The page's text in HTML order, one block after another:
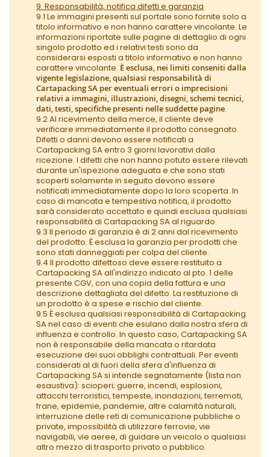
9. Responsabilità, notifica difetti e garanzia
9.1 Le immagini presenti sul portale sono fornite solo a
titolo informativo e non hanno carattere vincolante. Le
informazioni riportate sulle pagine di dettaglio di ogni
singolo prodotto ed i relativi testi sono da
considerarsi esposti a titolo informativo e non hanno
carattere vincolante. È esclusa, nei limiti conseniti dalla
vigente legislazione, qualsiasi responsabilità di
Cartapacking SA per eventuali errori o imprecisioni
relativi a immagini, illustrazioni, disegni, schemi tecnici,
dati, testi, specifiche presenti nelle suddette pagine.
9.2 Al ricevimento della merce, il cliente deve
verificare immediatamente il prodotto consegnato.
Difetti o danni devono essere notificati a
Cartapacking SA entro 3 giorni lavorativi dalla
ricezione. I difetti che non hanno potuto essere rilevati
durante un'ispezione adeguata e che sono stati
scoperti solamente in seguito devono essere
notificati immediatamente dopo la loro scoperta. In
caso di mancata e tempestiva notifica, il prodotto
sarà considerato accettato e quindi esclusa qualsiasi
responsabilità di Cartapacking SA al riguardo.
9.3 Il periodo di garanzia è di 2 anni dal ricevimento
del prodotto. È esclusa la garanzia per prodotti che
sono stati danneggiati per colpa del cliente.
9.4 Il prodotto difettoso deve essere restituito a
Cartapacking SA all'indirizzo indicato al pto. 1 delle
presente CGV, con una copia della fattura e una
descrizione dettagliata del difetto. La restituzione di
un prodotto è a spese e rischio del cliente.
9.5 È esclusa qualsiasi responsabilità di Cartapacking
SA nel caso di eventi che esulano dalla nostra sfera di
influenza e controllo. In questo caso, Cartapacking SA
non è responsabile della mancata o ritardata
esecuzione dei suoi obblighi contrattuali. Per eventi
considerati al di fuori della sfera d'influenza di
Cartapacking SA si intende segnatamente (lista non
esaustiva): scioperi; guerre, incendi, esplosioni,
attacchi terroristici, tempeste, inondazioni, terremoti,
frane, epidemie, pandemie, altre calamità naturali,
interruzione delle reti di comunicazione pubbliche o
private, impossibilità di utilizzare ferrovie, vie
navigabili, vie aeree, di guidare un veicolo o qualsiasi
altro mezzo di trasporto privato o pubblico.